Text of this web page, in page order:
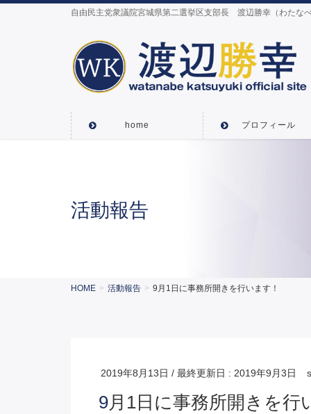
自由民主党衆議院宮城県第二選挙区支部長 渡辺勝幸（わたな
home プロフィール
活動報告
HOME 活動報告 9月1日に事務所開きを行います！
2019年8月13日 / 最終更新日 : 2019年9月3日
9月1日に事務所開きを行